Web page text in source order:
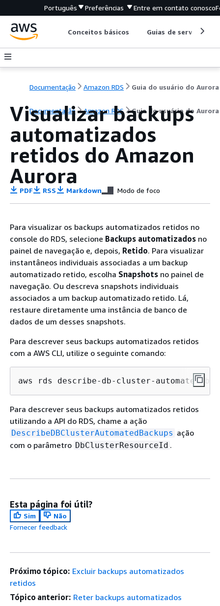
Português Preferências Entre em contato conosco
Conceitos básicos Guias de serviço
Documentação Amazon RDS Guia do usuário do Aurora
Documentação Amazon RDS Guia do usuário do Aurora
Visualizar backups
automatizados
retidos do Amazon
Aurora
PDF RSS Markdown Modo de foco
Para visualizar os backups automatizados retidos no
console do RDS, selecione Backups automatizados no
painel de navegação e, depois, Retido. Para visualizar
instantâneos individuais associadas a um backup
automatizado retido, escolha Snapshots no painel de
navegação. Ou descreva snapshots individuais
associados a um backup automatizado retido. Lá,
restaure diretamente uma instância de banco de
dados de um desses snapshots.
Para descrever seus backups automatizados retidos
com a AWS CLI, utilize o seguinte comando:
aws rds describe-db-cluster-automated-
Para descrever seus backups automatizados retidos
utilizando a API do RDS, chame a ação
DescribeDBClusterAutomatedBackups ação
com o parâmetro DbClusterResourceId .
Esta página foi útil?
Sim
Não
Fornecer feedback
Próximo tópico: Excluir backups automatizados
retidos
Tópico anterior: Reter backups automatizados